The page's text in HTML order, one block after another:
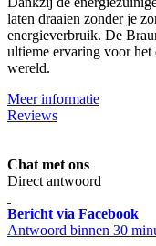
laten draaien zonder je
energieverbruik. De
ultieme ervaring voor het
wereld.
Meer informatie
Reviews
Chat met ons
Direct antwoord
Bericht via Facebook
Antwoord binnen 30